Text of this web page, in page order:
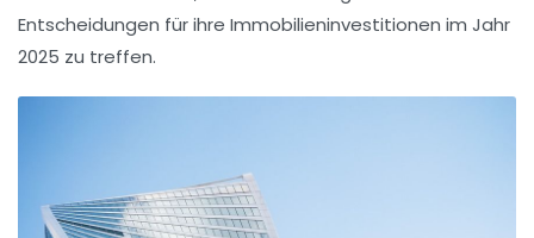
Entscheidungen für ihre Immobilieninvestitionen im Jahr
2025 zu treffen.